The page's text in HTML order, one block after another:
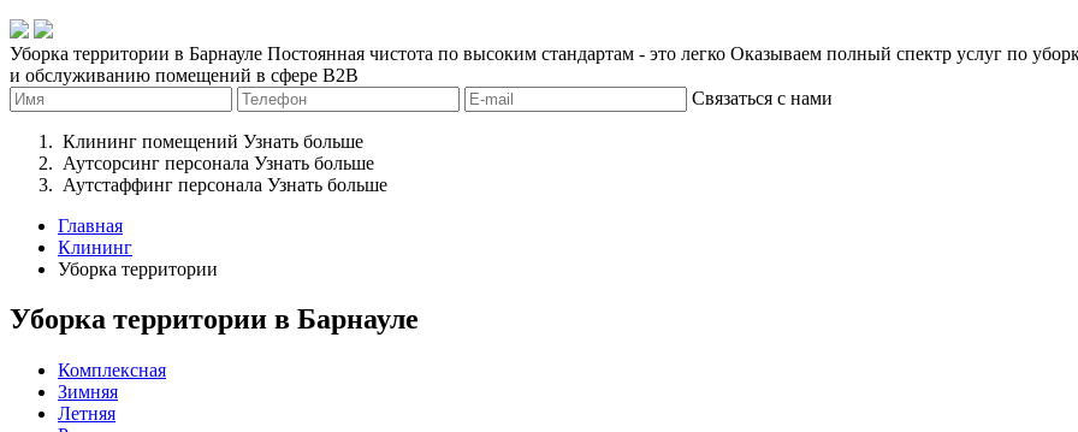
Уборка территории в Барнауле Постоянная чистота по высоким стандартам - это легко Оказываем полный спектр услуг по
и обслуживанию помещений в сфере B2B
Связаться с нами
Клининг помещений Узнать больше
Аутсорсинг персонала Узнать больше
Аутстаффинг персонала Узнать больше
Главная
Клининг
Уборка территории
Уборка территории в Барнауле
Комплексная
Зимняя
Летняя